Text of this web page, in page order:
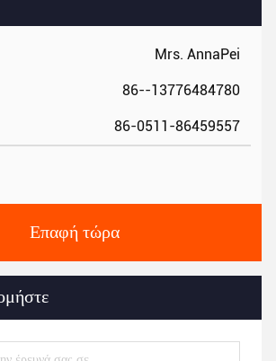
Mrs. AnnaPei
86--13776484780
86-0511-86459557
Επαφή τώρα